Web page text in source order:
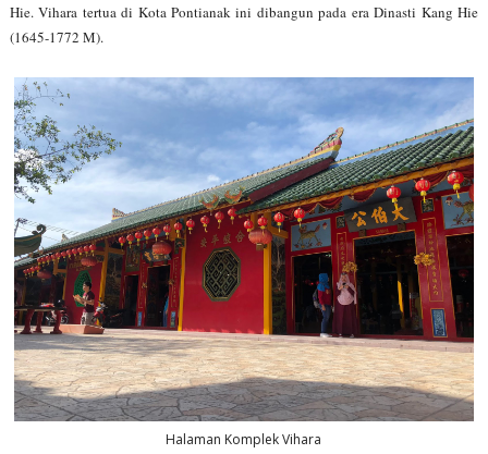
Hie. Vihara tertua di Kota Pontianak ini dibangun pada era Dinasti Kang Hie
(1645-1772 M).
Halaman Komplek Vihara